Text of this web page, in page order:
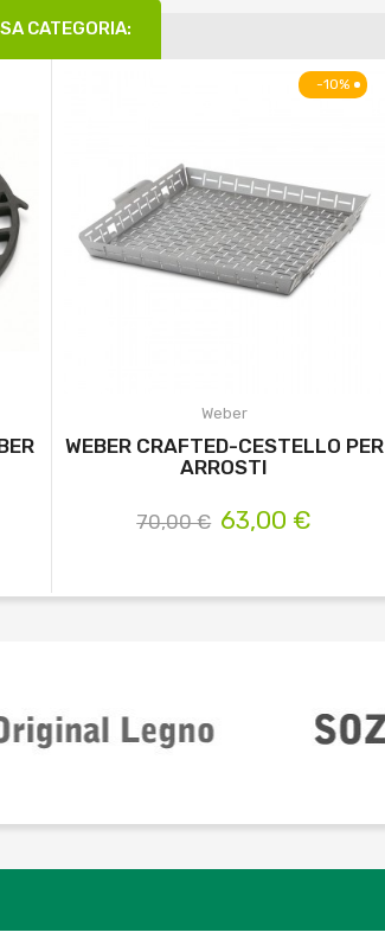
CATEGORIA:
-10%
Weber
WEBER CRAFTED-CESTELLO PER
ARROSTI
70,00 € 63,00 €